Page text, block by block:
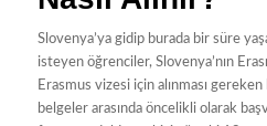
Slovenya’ya gidip burada bir süre
isteyen öğrenciler, Slovenya’nın
Erasmus vizesi için alınması
belgeler arasında öncelikli olarak